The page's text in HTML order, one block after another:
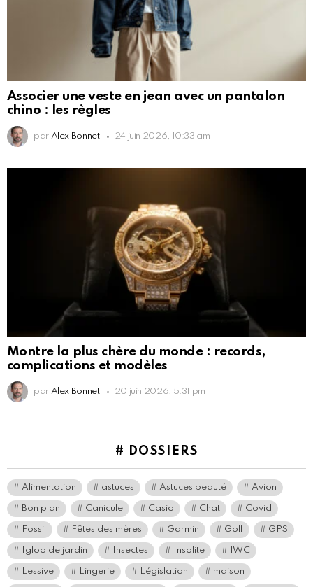
Associer une veste en jean avec un pantalon
chino : les règles
par Alex Bonnet 24 juin 2026, 10:33 am
Montre la plus chère du monde : records,
complications et modèles
par Alex Bonnet 20 juin 2026, 5:31 pm
# DOSSIERS
Alimentation astuces Astuces beauté Avion
Bon plan Canicule Casio Chat Covid
Fossil Fêtes des mères Garmin Golf GPS
Igloo de jardin Insectes Insolite IWC
Lessive Lingerie Législation maison